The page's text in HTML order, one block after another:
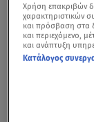
Ο κ.
ελληνικών αρχών,
Χρήση επακριβών
χαρακτηριστικών
και πρόσβαση στα
και περιεχόμενο,
και ανάπτυξη
Κατάλογος